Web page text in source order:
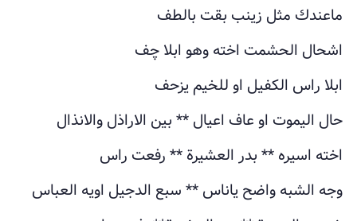
ماعندك مثل زينب بقت بالطف
اشحال الحشمت اخته وهو ابلا چف
ابلا راس الكفيل او للخيم يزحف
حال اليموت او عاف اعيال ** بين الاراذل والانذال
اخته اسيره ** بدر العشيرة ** رفعت راس
وجه الشبه واضح ياناس ** سبع الدجيل اويه العباس